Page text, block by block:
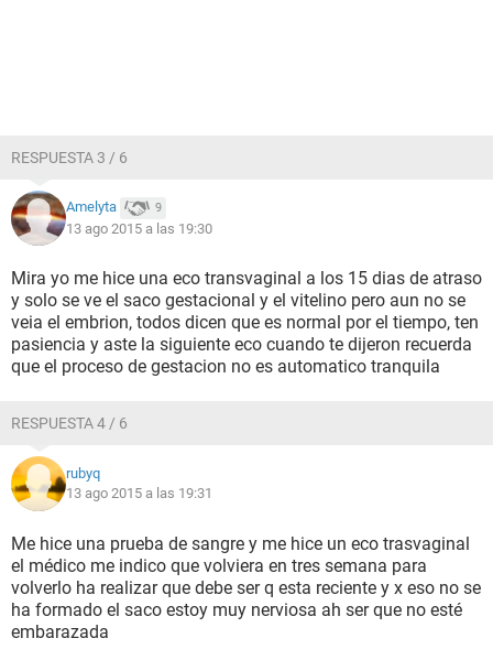
RESPUESTA 3 / 6
Amelyta 9
13 ago 2015 a las 19:30
Mira yo me hice una eco transvaginal a los 15 dias de atraso
y solo se ve el saco gestacional y el vitelino pero aun no se
veia el embrion, todos dicen que es normal por el tiempo, ten
pasiencia y aste la siguiente eco cuando te dijeron recuerda
que el proceso de gestacion no es automatico tranquila
RESPUESTA 4 / 6
rubyq
13 ago 2015 a las 19:31
Me hice una prueba de sangre y me hice un eco trasvaginal
el médico me indico que volviera en tres semana para
volverlo ha realizar que debe ser q esta reciente y x eso no se
ha formado el saco estoy muy nerviosa ah ser que no esté
embarazada